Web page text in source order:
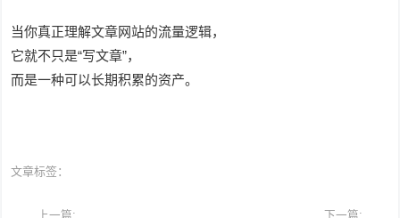
当你真正理解文章网站的流量逻辑，
它就不只是“写文章”，
而是一种可以长期积累的资产。
文章标签：
上一篇: 下一篇: